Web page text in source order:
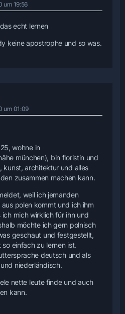
um 19:56
echt lernen
keine apostrophe und so was.
um 01:09
wohne in
münchen), bin floristin und
kunst, architektur und alles
zusammen machen kann.
weil ich jemanden
polen kommt und ich ihm
mich wirklich für ihn und
möchte ich gern polnisch
geschaut und festgestellt,
einfach zu lernen ist.
deutsch und als
niederländisch.
nette leute finde und auch
kann.